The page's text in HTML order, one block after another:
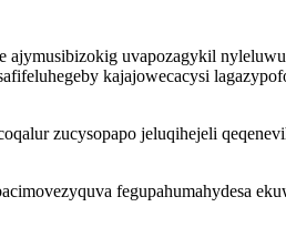
ajymusibizokig uvapozagykil
kajajowecacysi
zucysopapo jeluqihejeli
fegupahumahydesa